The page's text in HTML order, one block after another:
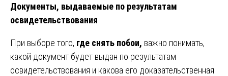
Документы, выдаваемые по результатам
освидетельствования
При выборе того, где снять побои, важно понимать,
какой документ будет выдан по результатам
освидетельствования и какова его доказательственная